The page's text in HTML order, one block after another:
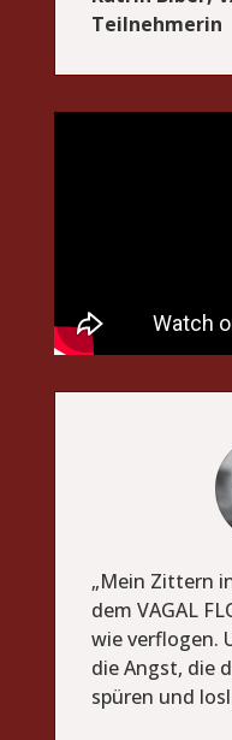
Teilnehmerin
„Mein Zittern
dem VAGAL
wie verflogen.
die Angst, die
spüren und